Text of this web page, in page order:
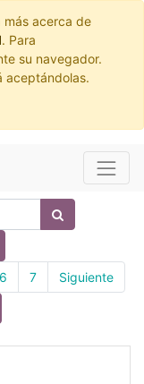
más acerca de
. Para
su navegador.
aceptándolas.
6 7 Siguiente